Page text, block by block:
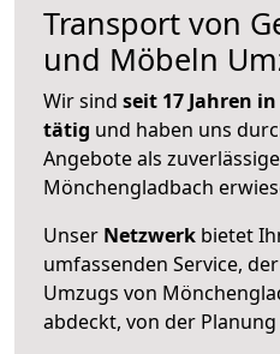
Transport von
und Möbeln
Wir sind seit 17 Jahren
tätig und haben uns
Angebote als
Mönchengladbach
Unser Netzwerk bietet
umfassenden Service,
Umzugs von
abdeckt, von der